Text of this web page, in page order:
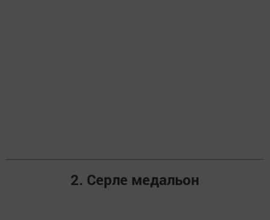
2. Серле медальон